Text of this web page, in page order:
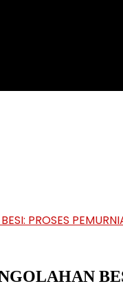
PROSES